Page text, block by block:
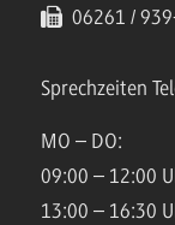
06261 /
Sprechzeiten
MO – DO:
09:00 – 12:00
13:00 – 16:30